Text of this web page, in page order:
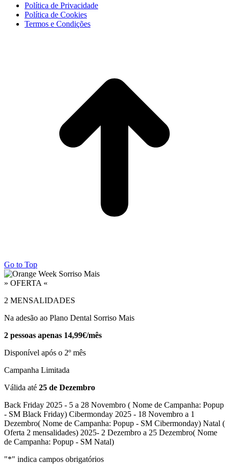
Política de Privacidade
Política de Cookies
Termos e Condições
Go to Top
» OFERTA «
2 MENSALIDADES
Na adesão ao Plano Dental Sorriso Mais
2 pessoas apenas 14,99€/mês
Disponível após o 2º mês
Campanha Limitada
Válida até 25 de Dezembro
Back Friday 2025 - 5 a 28 Novembro ( Nome de Campanha: Popup
- SM Black Friday) Cibermonday 2025 - 18 Novembro a 1
Dezembro( Nome de Campanha: Popup - SM Cibermonday) Natal (
Oferta 2 mensalidades) 2025- 2 Dezembro a 25 Dezembro( Nome
de Campanha: Popup - SM Natal)
"*" indica campos obrigatórios